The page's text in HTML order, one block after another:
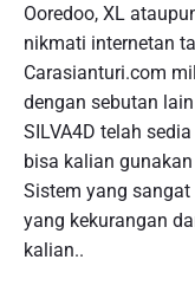
Ooredoo, XL
nikmati internetan
Carasianturi.com
dengan sebutan
SILVA4D telah
bisa kalian
Sistem yang
yang kekurangan
kalian..